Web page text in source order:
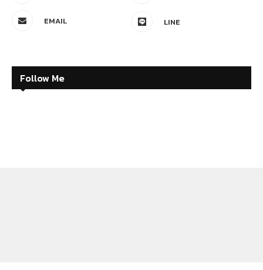
EMAIL LINE
Follow Me